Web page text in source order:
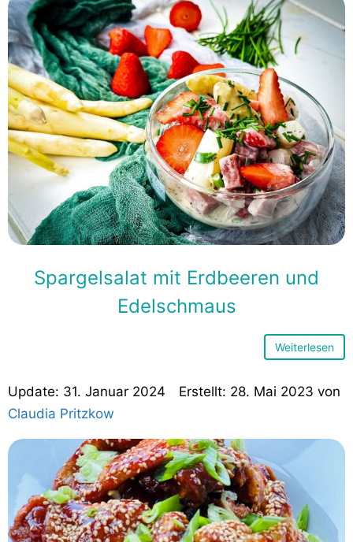
Spargelsalat mit Erdbeeren und
Edelschmaus
Weiterlesen
31. Januar 2024 28. Mai 2023 von
Claudia Pritzkow